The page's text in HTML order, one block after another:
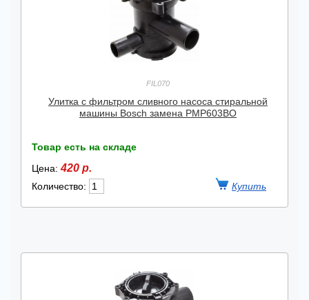
FIL070
Улитка с фильтром сливного насоса стиральной
машины Bosch замена PMP603BO
Товар есть на складе
Цена:420 р.
Количество: